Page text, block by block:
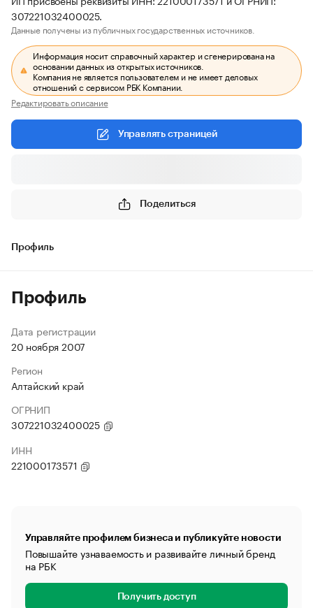
307221032400025.
Данные получены из публичных государственных источников.
Информация носит справочный характер и сгенерирована на
основании данных из открытых источников.
Компания не является пользователем и не имеет деловых
отношений с сервисом РБК Компании.
Редактировать описание
Управлять страницей
Поделиться
Профиль
Профиль
Дата регистрации
20 ноября 2007
Регион
Алтайский край
ОГРНИП
307221032400025
ИНН
221000173571
Управляйте профилем бизнеса и публикуйте новости
Повышайте узнаваемость и развивайте личный бренд
на РБК
Получить доступ